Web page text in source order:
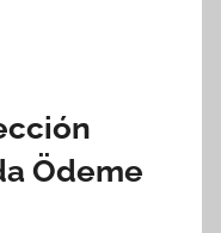
Ödeme